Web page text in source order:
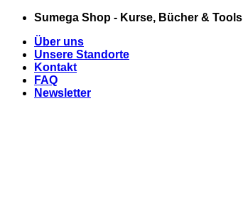
Zum
springen
Sumega Shop - Kurse, Bücher & Tools
Über uns
Unsere Standorte
Kontakt
FAQ
Newsletter